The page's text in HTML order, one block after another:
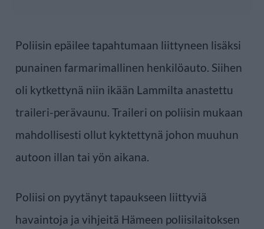
Poliisin epäilee tapahtumaan liittyneen lisäksi
punainen farmarimallinen henkilöauto. Siihen
oli kytkettynä niin ikään Lammilta anastettu
traileri-perävaunu. Traileri on poliisin mukaan
mahdollisesti ollut kyktettynä johon muuhun
autoon illan tai yön aikana.
Poliisi on pyytänyt tapaukseen liittyviä
havaintoja ja vihjeitä Hämeen poliisilaitoksen